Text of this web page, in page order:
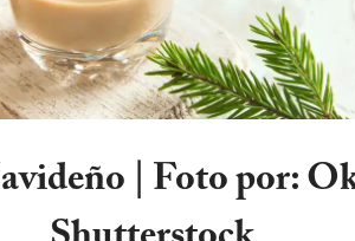
| Foto por: